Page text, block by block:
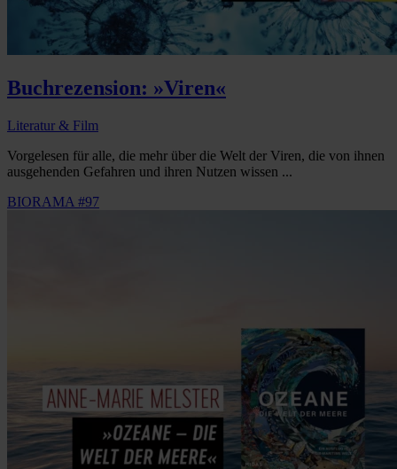
Buchrezension: »Viren«
Literatur & Film
Vorgelesen für alle, die mehr über die Welt der Viren, die von ihnen
ausgehenden Gefahren und ihren Nutzen wissen ...
BIORAMA #97